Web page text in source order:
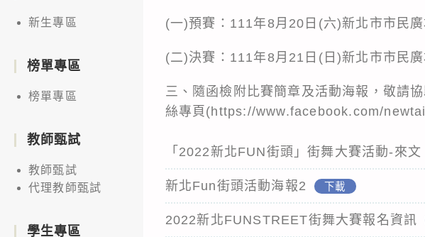
(一)預賽：111年8月20日(六)新北市市民廣
(二)決賽：111年8月21日(日)新北市市民廣
三、隨函檢附比賽簡章及活動海報，敬請
絲專頁(https://www.facebook.com/
「2022新北FUN街頭」街舞大賽活動-來文
新北Fun街頭活動海報2 下載
2022新北FUNSTREET街舞大賽報名資訊
新生專區
榜單專區
榜單專區
教師甄試
教師甄試
代理教師甄試
學生專區